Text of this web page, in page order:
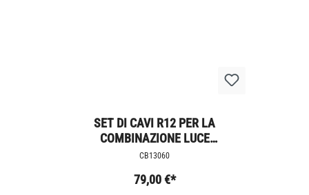
SET DI CAVI R12 PER LA
COMBINAZIONE LUCE
POSTERIORE/INDICATORE DI DIREZIONE
CB13060
79,00 €*